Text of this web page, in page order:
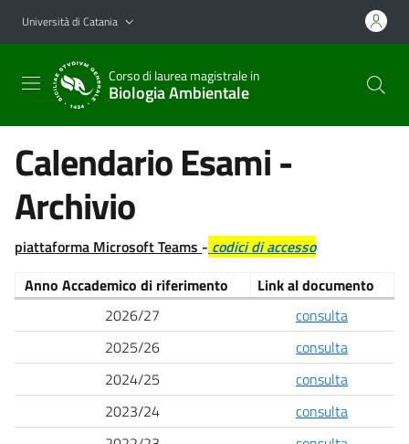
Vai al contenuto principale
Vai al menu di navigazione
Università di Catania
Corso di laurea magistrale in
Biologia Ambientale
Calendario Esami -
Archivio
piattaforma Microsoft Teams - codici di accesso
Anno Accademico di riferimento
Link al documento
2026/27
consulta
2025/26
consulta
2024/25
consulta
2023/24
consulta